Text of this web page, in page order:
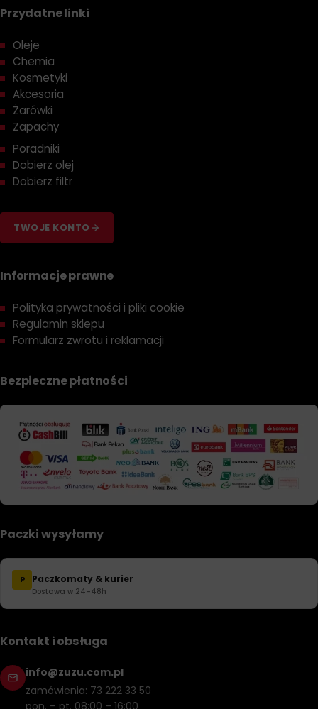
Przydatne linki
Oleje
Chemia
Kosmetyki
Akcesoria
Żarówki
Zapachy
Poradniki
Dobierz olej
Dobierz filtr
TWOJE KONTO
Informacje prawne
Polityka prywatności i pliki cookie
Regulamin sklepu
Formularz zwrotu i reklamacji
Bezpieczne płatności
Paczki wysyłamy
P Paczkomaty & kurier
Dostawa w 24–48h
Kontakt i obsługa
info@zuzu.com.pl
zamówienia: 73 222 33 50
pon. – pt. 08:00 – 16:00